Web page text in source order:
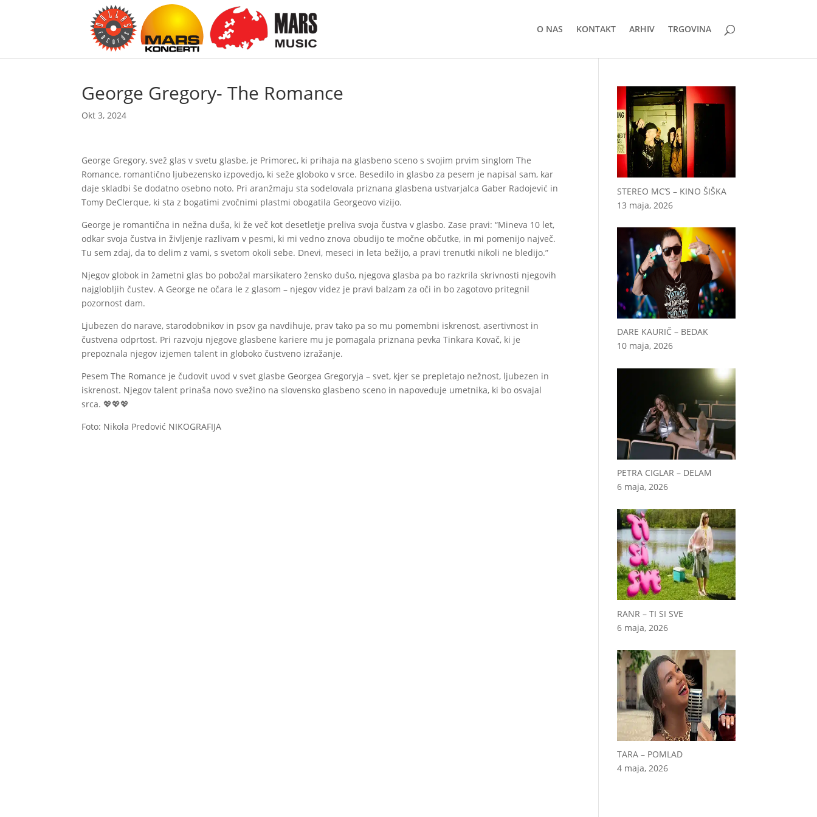
O NAS KONTAKT ARHIV TRGOVINA
George Gregory- The Romance
Okt 3, 2024
George Gregory, svež glas v svetu glasbe, je Primorec, ki prihaja na glasbeno sceno s svojim prvim singlom The
Romance, romantično ljubezensko izpovedjo, ki seže globoko v srce. Besedilo in glasbo za pesem je napisal sam, kar
daje skladbi še dodatno osebno noto. Pri aranžmaju sta sodelovala priznana glasbena ustvarjalca Gaber Radojević in
Tomy DeClerque, ki sta z bogatimi zvočnimi plastmi obogatila Georgeovo vizijo.
George je romantična in nežna duša, ki že več kot desetletje preliva svoja čustva v glasbo. Zase pravi: “Mineva 10 let,
odkar svoja čustva in življenje razlivam v pesmi, ki mi vedno znova obudijo te močne občutke, in mi pomenijo največ.
Tu sem zdaj, da to delim z vami, s svetom okoli sebe. Dnevi, meseci in leta bežijo, a pravi trenutki nikoli ne bledijo.”
Njegov globok in žametni glas bo pobožal marsikatero žensko dušo, njegova glasba pa bo razkrila skrivnosti njegovih
najglobljih čustev. A George ne očara le z glasom – njegov videz je pravi balzam za oči in bo zagotovo pritegnil
pozornost dam.
Ljubezen do narave, starodobnikov in psov ga navdihuje, prav tako pa so mu pomembni iskrenost, asertivnost in
čustvena odprtost. Pri razvoju njegove glasbene kariere mu je pomagala priznana pevka Tinkara Kovač, ki je
prepoznala njegov izjemen talent in globoko čustveno izražanje.
Pesem The Romance je čudovit uvod v svet glasbe Georgea Gregoryja – svet, kjer se prepletajo nežnost, ljubezen in
iskrenost. Njegov talent prinaša novo svežino na slovensko glasbeno sceno in napoveduje umetnika, ki bo osvajal
srca. 💖💖💖
Foto: Nikola Predović NIKOGRAFIJA
STEREO MC’S – KINO ŠIŠKA
13 maja, 2026
DARE KAURIČ – BEDAK
10 maja, 2026
PETRA CIGLAR – DELAM
6 maja, 2026
RANR – TI SI SVE
6 maja, 2026
TARA – POMLAD
4 maja, 2026